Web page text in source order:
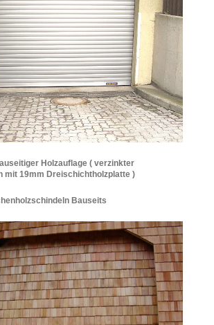
Holzauflage ( verzinkter
mit 19mm Dreischichtholzplatte )
Bauseits